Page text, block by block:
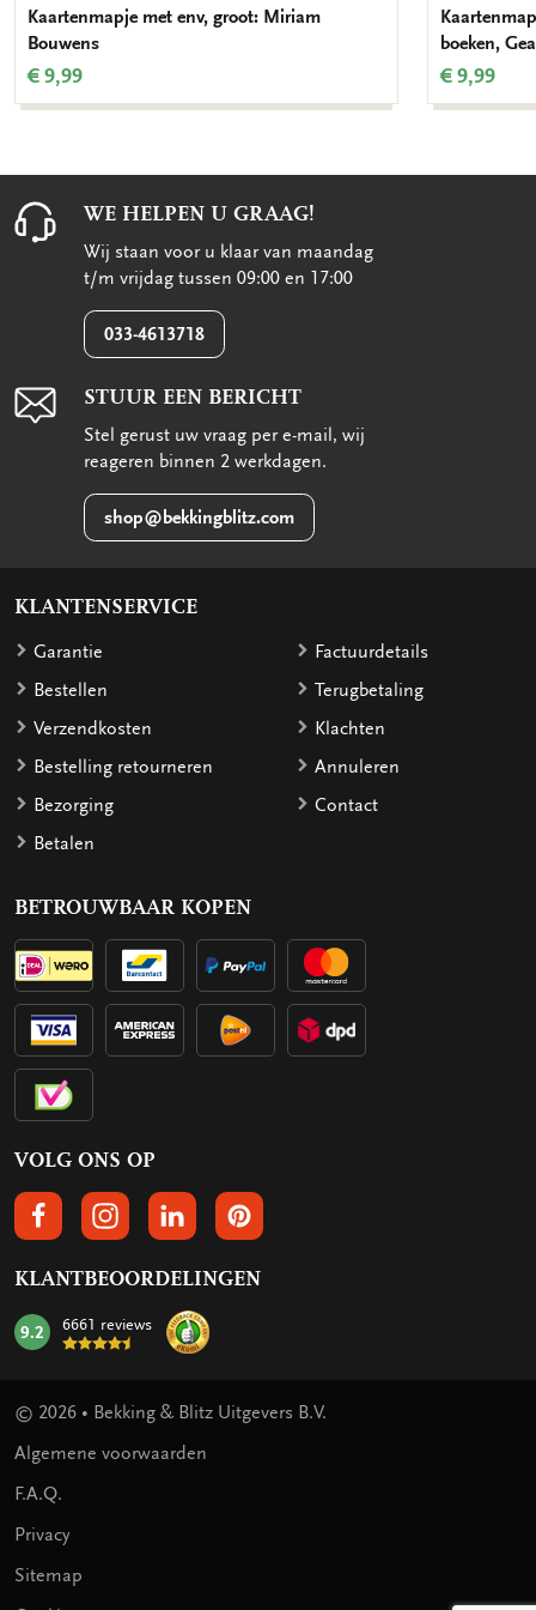
Kaartenmapje met env, groot: Miriam
Bouwens
€ 9,99
boeken,
€ 9,99
WE HELPEN U GRAAG!
Wij staan voor u klaar van maandag
t/m vrijdag tussen 09:00 en 17:00
033-4613718
STUUR EEN BERICHT
Stel gerust uw vraag per e-mail, wij
reageren binnen 2 werkdagen.
shop@bekkingblitz.com
KLANTENSERVICE
Garantie
Bestellen
Verzendkosten
Bestelling retourneren
Bezorging
Betalen
Factuurdetails
Terugbetaling
Klachten
Annuleren
Contact
BETROUWBAAR KOPEN
VOLG ONS OP
VOLGS ONS OP FACEBOOK
VOLG ONS OP INSTAGRAM
VOLG ONS OP LINKEDIN
VOLG ONS OP PINTEREST
KLANTBEOORDELINGEN
mark:
9.2 6661 reviews
© 2026 • Bekking & Blitz Uitgevers B.V.
Algemene voorwaarden
F.A.Q.
Privacy
Sitemap